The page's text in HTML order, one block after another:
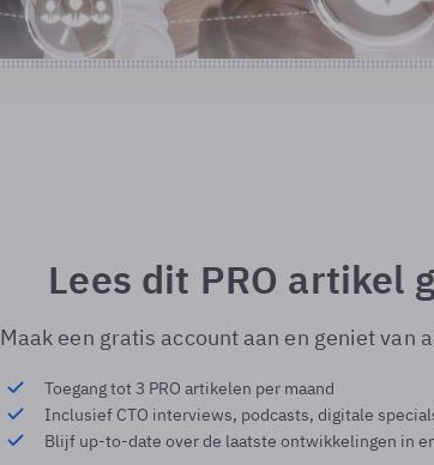
Lees dit PRO artikel
Maak een gratis account aan en geniet van
Toegang tot 3 PRO artikelen per maand
Inclusief CTO interviews, podcasts, digitale
Blijf up-to-date over de laatste ontwikkelingen in